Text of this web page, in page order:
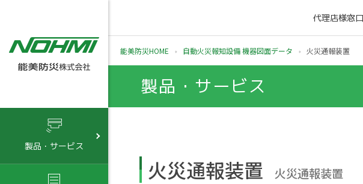
代理店様窓口
製品・サービス
能美防災HOME 自動火災報知設備 機器図面データ 火災通報装置
製品・サービス
火災通報装置 火災通報装置